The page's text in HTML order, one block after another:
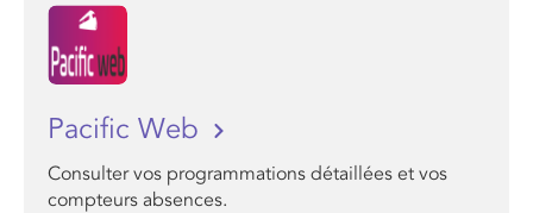
Pacific Web
Consulter vos programmations détaillées et vos
compteurs absences.